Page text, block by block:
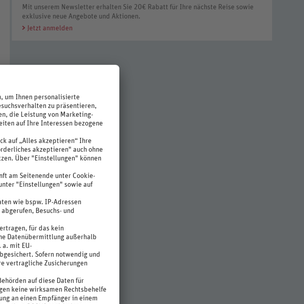
Mit unserem Newsletter erhalten Sie 20€ Rabatt für Ihre nächste Reise sowie
exklusive neue Angebote und Aktionen.
Jetzt anmelden